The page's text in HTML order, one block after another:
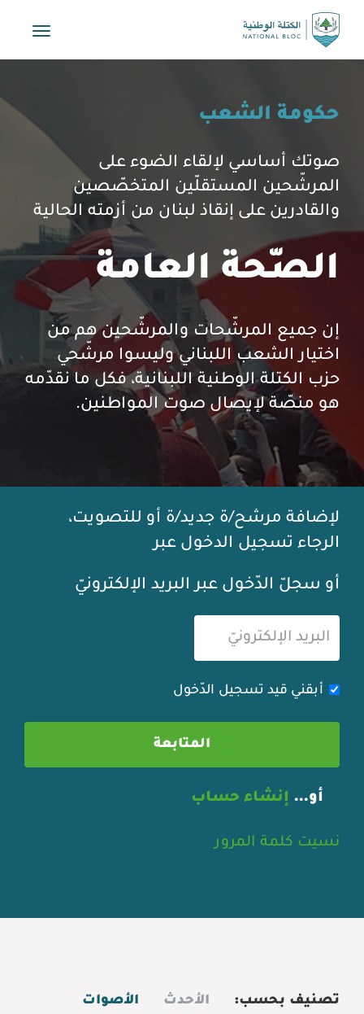
Toggle
حكومة الشعب
صوتك أساسي لإلقاء الضوء على
المرشّحين المستقلّين المتخصّصين
والقادرين على إنقاذ لبنان من أزمته الحالية
الصّحة العامة
إن جميع المرشّحات والمرشّحين هم من
اختيار الشعب اللبناني وليسوا مرشّحي
حزب الكتلة الوطنية اللبنانية، فكل ما نقدّمه
هو منصّة لإيصال صوت المواطنين.
لإضافة مرشح/ة جديد/ة أو للتصويت،
الرجاء تسجيل الدخول عبر
أو سجلّ الدّخول عبر البريد الإلكترونيّ
أبقني قيد تسجيل الدّخول
أو… إنشاء حساب
نسيت كلمة المرور
تصنيف بحسب: الأحدث الأصوات